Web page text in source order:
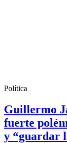
Política
Guillermo
fuerte
y “guardar